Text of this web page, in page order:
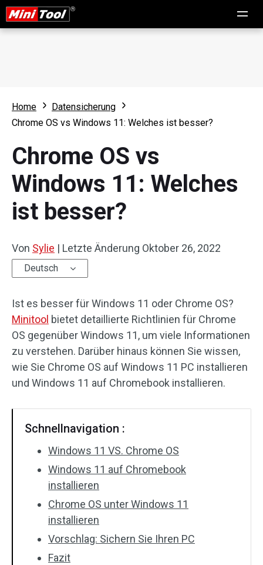
Home
Datensicherung
Chrome OS vs Windows 11: Welches ist besser?
Chrome OS vs
Windows 11: Welches
ist besser?
Von Sylie | Letzte Änderung Oktober 26, 2022
Deutsch
Ist es besser für Windows 11 oder Chrome OS?
Minitool bietet detaillierte Richtlinien für Chrome
OS gegenüber Windows 11, um viele Informationen
zu verstehen. Darüber hinaus können Sie wissen,
wie Sie Chrome OS auf Windows 11 PC installieren
und Windows 11 auf Chromebook installieren.
Schnellnavigation :
Windows 11 VS. Chrome OS
Windows 11 auf Chromebook
installieren
Chrome OS unter Windows 11
installieren
Vorschlag: Sichern Sie Ihren PC
Fazit